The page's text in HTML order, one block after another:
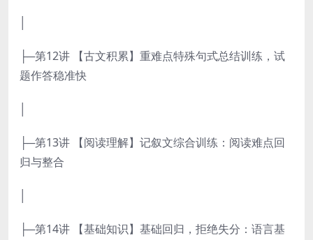
├─第12讲 【古文积累】重难点特殊句式总结训练，试
题作答稳准快
├─第13讲 【阅读理解】记叙文综合训练：阅读难点回
归与整合
├─第14讲 【基础知识】基础回归，拒绝失分：语言基